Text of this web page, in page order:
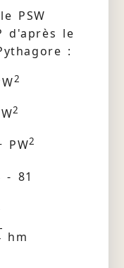
PSW
d'après le
:
2
2
PW2
- 81
hm